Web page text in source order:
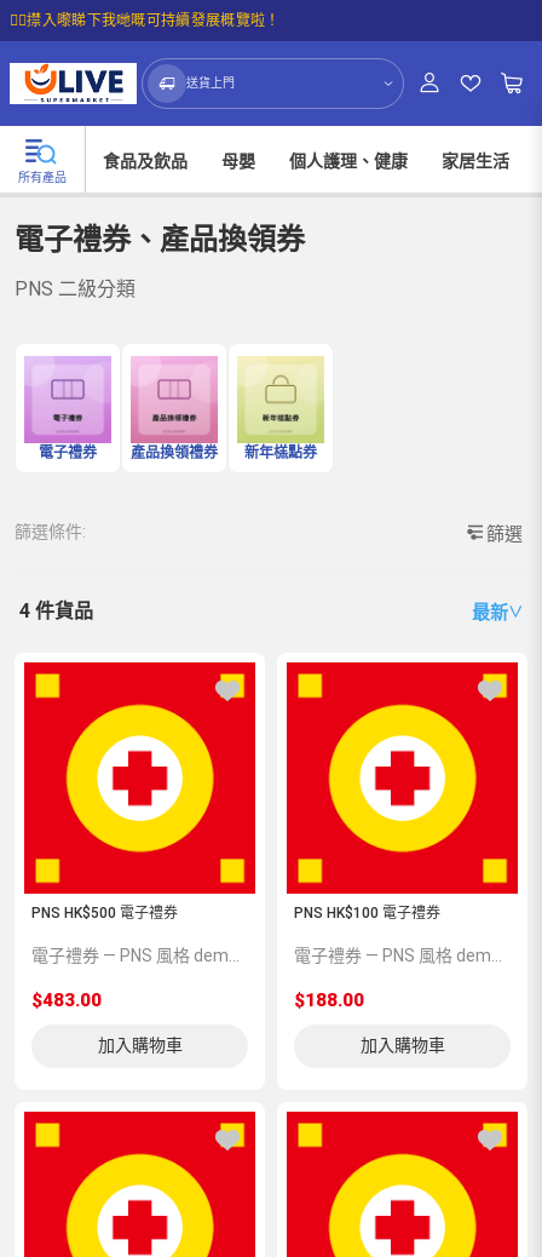
☝🏼㩒入嚟睇下我哋嘅可持續發展概覽啦！
送貨上門
所有產品
食品及飲品 母嬰 個人護理、健康 家居生活
電子禮券、產品換領券
PNS 二級分類
電子禮券 產品換領禮券 新年榚點券
篩選條件: 篩選
4 件貨品 最新∨
PNS HK$500 電子禮券
$483.00
加入購物車
PNS HK$100 電子禮券
$188.00
加入購物車